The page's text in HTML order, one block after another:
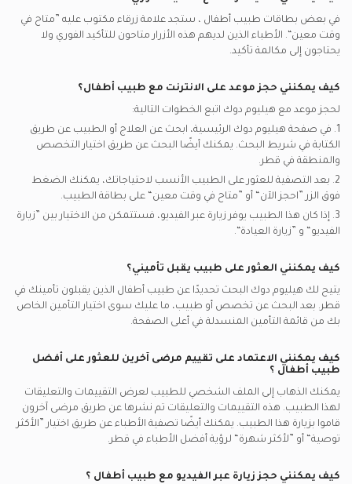
في بعض بطاقات طبيب أطفال ، ستجد علامة زرقاء مكتوب عليه ”متاح في
وقت معين“. الأطباء الذين لديهم هذه الأزرار متاحون للتأكيد الفوري ولا
يحتاجون إلى مكالمة تأكيد.
كيف يمكنني حجز موعد على الانترنت مع طبيب أطفال؟
لحجز موعد مع هيليوم دوك اتبع الخطوات التالية:
1. في صفحة هيليوم دوك الرئيسية، ابحث عن العلاج أو الطبيب عن طريق
الكتابة في شريط البحث. يمكنك أيضًا البحث عن طريق اختيار التخصص
والمنطقة في قطر.
2. بعد التصفية للعثور على الطبيب الأنسب لاحتياجاتك، يمكنك الضغط
فوق الزر ”احجز الآن“ أو ”متاح في وقت معين“ على بطاقة الطبيب.
3. إذا كان هذا الطبيب يوفر زيارة عبر الفيديو، فستتمكن من الاختيار بين ”زيارة
الفيديو“ و ”زيارة العيادة“.
كيف يمكنني العثور على طبيب يقبل تأميني؟
يتيح لك هيليوم دوك البحث تحديدًا عن طبيب أطفال الذين يقبلون تأمينك في
قطر. بعد البحث عن تخصص أو طبيب، ما عليك سوى اختيار التأمين الخاص
بك من قائمة التأمين المنسدلة في أعلى الصفحة.
كيف يمكنني الاعتماد على تقييم مرضى آخرين للعثور على أفضل
طبيب أطفال ؟
يمكنك الذهاب إلى الملف الشخصي للطبيب لعرض التقييمات والتعليقات
لهذا الطبيب. هذه التقييمات والتعليقات تم نشرها عن طريق مرضى آخرون
قاموا بزيارة هذا الطبيب. يمكنك أيضًا تصفية الأطباء عن طريق اختيار ”الأكثر
توصية“ أو ”لأكثر شهرة“ لرؤية أفضل الأطباء في قطر.
كيف يمكنني حجز زيارة عبر الفيديو مع طبيب أطفال ؟